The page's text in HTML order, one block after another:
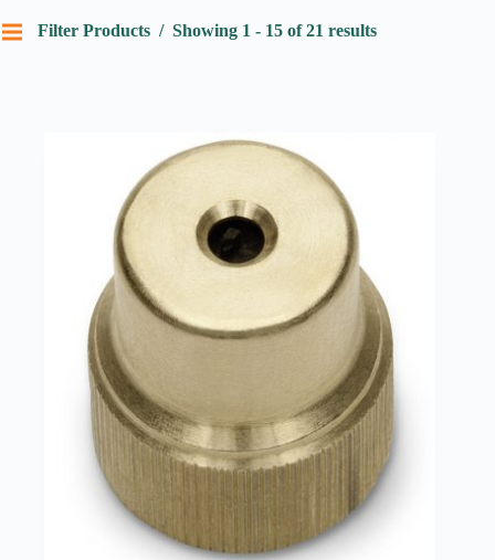
Filter Products Showing 1 - 15 of 21 results